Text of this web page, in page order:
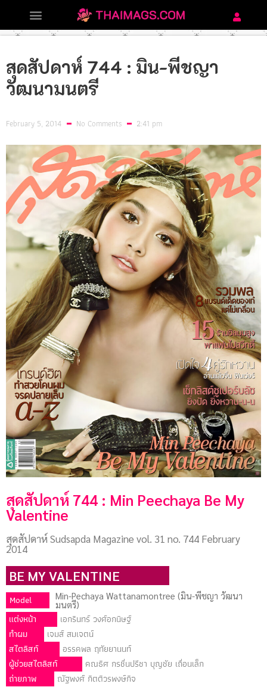
สุดสัปดาห์ 744 : มิน-พีชญา
วัฒนามนตรี
February 5, 2014 No Comments 2:41 pm
สุดสัปดาห์ 744 : Min Peechaya Be My
Valentine
สุดสัปดาห์ Sudsapda Magazine vol. 31 no. 744 February
2014
BE MY VALENTINE
Model Min-Pechaya Wattanamontree (มิน-พีชญา วัฒนา
มนตรี)
แต่งหน้า
เอกรินทร์ วงศ์อกนิษฐ์
ทําผม
เจมส์ สมเจตน์
สไตลิสท์
อรรคพล ฤทัยยานนท์
ผู้ช่วยสไตลิสท์
คณธิศ กรชื่นปรีชา บุญชัย เถื่อนเล็ก
ถ่ายภาพ
ณัฐพงศ์ กิตติวรพงษ์กิจ